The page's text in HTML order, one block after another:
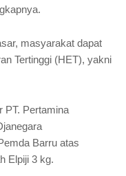
masyarakat dapat
Tertinggi (HET), yakni
PT. Pertamina
Barru atas
Elpiji 3 kg.